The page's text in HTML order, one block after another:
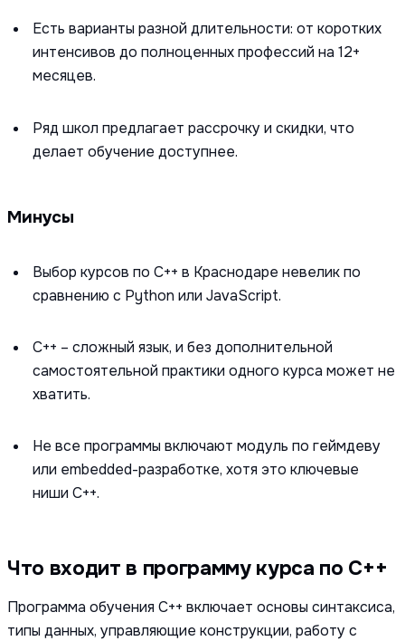
Есть варианты разной длительности: от коротких
интенсивов до полноценных профессий на 12+
месяцев.
Ряд школ предлагает рассрочку и скидки, что
делает обучение доступнее.
Минусы
Выбор курсов по C++ в Краснодаре невелик по
сравнению с Python или JavaScript.
C++ – сложный язык, и без дополнительной
самостоятельной практики одного курса может не
хватить.
Не все программы включают модуль по геймдеву
или embedded-разработке, хотя это ключевые
ниши C++.
Что входит в программу курса по C++
Программа обучения C++ включает основы синтаксиса,
типы данных, управляющие конструкции, работу с